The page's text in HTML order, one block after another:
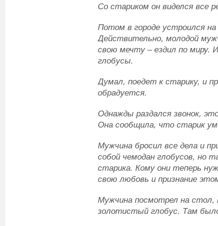
Со стариком он виделся все
Потом в городе устроился
Действительно, молодой
свою мечту – ездил по миру.
глобусы.
Думал, поедет к старику, и
обрадуется.
Однажды раздался звонок,
Она сообщила, что старик
Мужчина бросил все дела и
собой чемодан глобусов, но
старика. Кому они теперь
свою любовь и признание
Мужчина посмотрел на
золотистый глобус. Там